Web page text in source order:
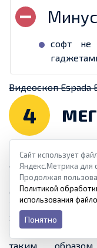
софт не
Видеоскоп Espada
4
4.85из 5
Данная модель
технического
таким
Сайт использует
Яндекс.Метрика для
Продолжая
Политикой
использования
Понятно